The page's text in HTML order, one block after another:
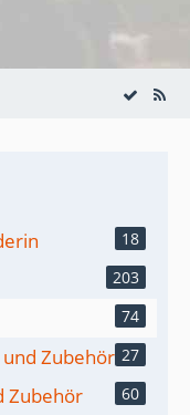
18
203
74
Zubehör 27
Zubehör 60